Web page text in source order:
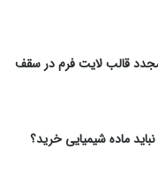
قالب لایت فرم در سقف